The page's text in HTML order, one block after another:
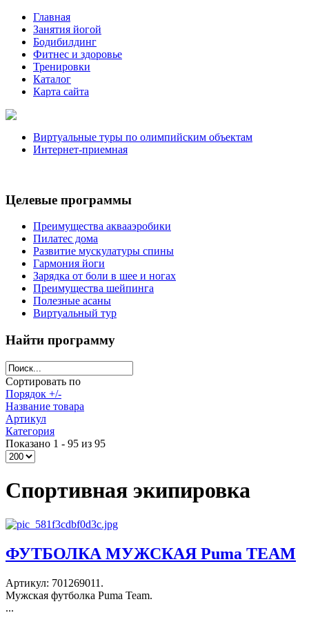
Главная
Занятия йогой
Бодибилдинг
Фитнес и здоровье
Тренировки
Каталог
Карта сайта
Виртуальные туры по олимпийским объектам
Интернет-приемная
Целевые программы
Преимущества аквааэробики
Пилатес дома
Развитие мускулатуры спины
Гармония йоги
Зарядка от боли в шее и ногах
Преимущества шейпинга
Полезные асаны
Виртуальный тур
Найти программу
Сортировать по
Порядок +/-
Название товара
Артикул
Категория
Показано 1 - 95 из 95
Спортивная экипировка
ФУТБОЛКА МУЖСКАЯ Puma TEAM
Артикул: 701269011.
Мужская футболка Puma Team.
...